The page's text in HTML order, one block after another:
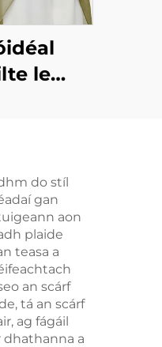
le
do stíl
gan
aon
plaide
teasa a
an scárf
tá an scárf
ag fágáil
dhathanna a